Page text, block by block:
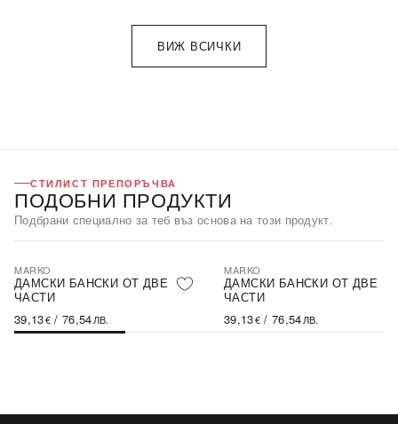
ВИЖ ВСИЧКИ
СТИЛИСТ ПРЕПОРЪЧВА
ПОДОБНИ ПРОДУКТИ
Подбрани специално за теб въз основа на този продукт.
MARKO
ДАМСКИ БАНСКИ ОТ ДВЕ
ЧАСТИ
39,13€/ 76,54ЛВ.
MARKO
ДАМСКИ БАНСКИ ОТ ДВЕ
ЧАСТИ
39,13€/ 76,54ЛВ.